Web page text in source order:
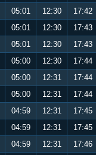
05:01 12:30 17:42
05:01 12:30 17:43
05:01 12:30 17:43
05:00 12:30 17:44
05:00 12:31 17:44
05:00 12:31 17:44
04:59 12:31 17:45
04:59 12:31 17:45
04:59 12:31 17:46